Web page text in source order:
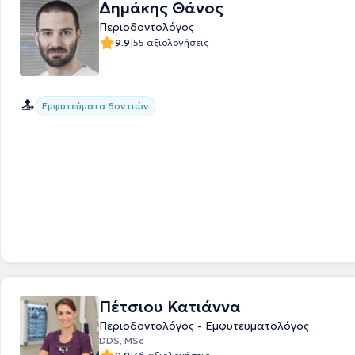
Δημάκης Θάνος
Περιοδοντολόγος
9.9|55 αξιολογήσεις
Εμφυτεύματα δοντιών
Πέτσιου Κατιάννα
Περιοδοντολόγος - Εμφυτευματολόγος
DDS, MSc